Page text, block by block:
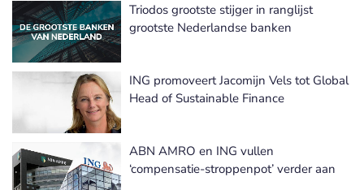
Triodos grootste stijger in ranglijst
grootste Nederlandse banken
ING promoveert Jacomijn Vels tot Global
Head of Sustainable Finance
ABN AMRO en ING vullen
‘compensatie-stroppenpot’ verder aan